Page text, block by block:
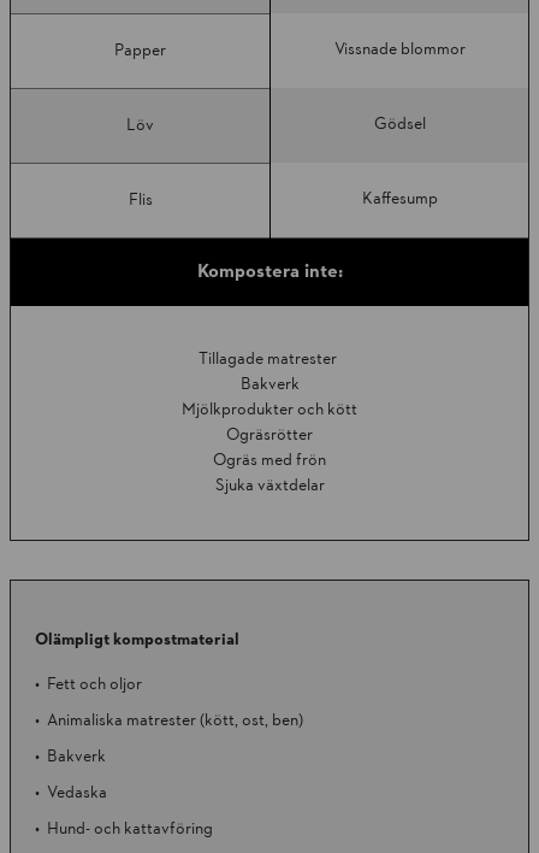
Papper Vissnade blommor
Löv Gödsel
Flis Kaffesump
Kompostera inte:
Tillagade matrester
Bakverk
Mjölkprodukter och kött
Ogräsrötter
Ogräs med frön
Sjuka växtdelar
Olämpligt kompostmaterial
Fett och oljor
Animaliska matrester (kött, ost, ben)
Bakverk
Vedaska
Hund- och kattavföring